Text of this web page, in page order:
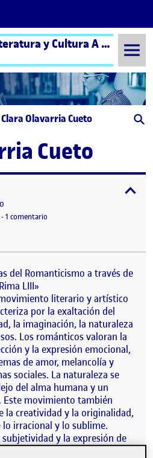
Traducción, Literatura y Cultura A (español) – Aula 1
Clara Olavarria Cueto
Cueto
-1 comentario
del Romanticismo a través de
LIII»
literario y artístico
por la exaltación del
la imaginación, la naturaleza
Los románticos valoran la
y la expresión emocional,
de amor, melancolía y
sociales. La naturaleza se
del alma humana y un
Este movimiento también
la creatividad y la originalidad,
irracional y lo sublime.
y la expresión de
A través de los